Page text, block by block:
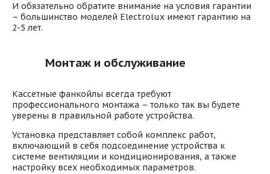
И обязательно обратите внимание на условия гарантии
– большинство моделей Electrolux имеют гарантию на
2-5 лет.
Монтаж и обслуживание
Кассетные фанкойлы всегда требуют
профессионального монтажа – только так вы будете
уверены в правильной работе устройства.
Установка представляет собой комплекс работ,
включающий в себя подсоединение устройства к
системе вентиляции и кондиционирования, а также
настройку всех необходимых параметров.